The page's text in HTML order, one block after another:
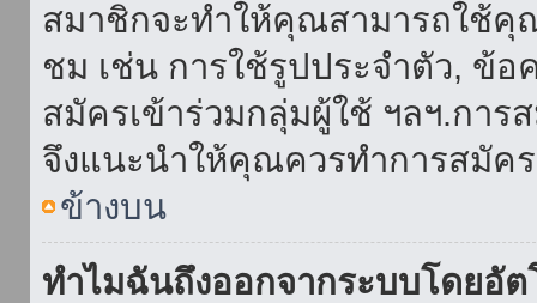
สมาชิกจะทำให้คุณสามารถใช้คุ
ชม เช่น การใช้รูปประจำตัว, ข้อ
สมัครเข้าร่วมกลุ่มผู้ใช้ ฯลฯ.การ
จึงแนะนำให้คุณควรทำการสมัค
ข้างบน
ทำไมฉันถึงออกจากระบบโดยอั